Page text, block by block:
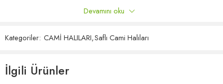
Gerdirme veya Komple Yapıştırma
Yalnızca bu ürünü satın almış oturum açmış müşteriler yorum
Henüz hiç yorum yok.
Devamını oku
Kategoriler: CAMİ HALILARI,Saflı Cami Halıları
İlgili Ürünler